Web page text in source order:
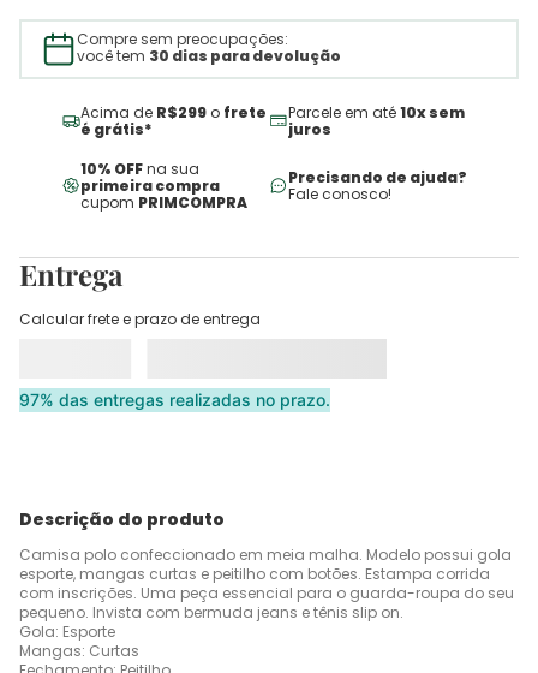
Compre sem preocupações:
você tem 30 dias para devolução
Acima de R$299 o frete
é grátis*
Parcele em até10x sem
juros
10% OFFna sua
primeira compra
cupom PRIMCOMPRA
Precisando de ajuda?
Fale conosco!
Entrega
Calcular frete e prazo de entrega
97% das entregas realizadas no prazo.
Descrição do produto
Camisa polo confeccionado em meia malha. Modelo possui gola
esporte, mangas curtas e peitilho com botões. Estampa corrida
com inscrições. Uma peça essencial para o guarda-roupa do seu
pequeno. Invista com bermuda jeans e tênis slip on.
Gola: Esporte
Mangas: Curtas